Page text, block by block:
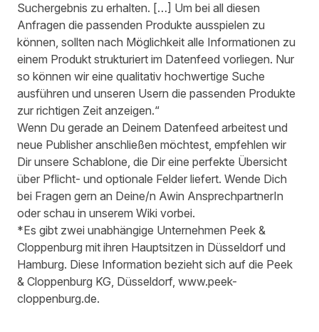
Suchergebnis zu erhalten. […] Um bei all diesen
Anfragen die passenden Produkte ausspielen zu
können, sollten nach Möglichkeit alle Informationen zu
einem Produkt strukturiert im Datenfeed vorliegen. Nur
so können wir eine qualitativ hochwertige Suche
ausführen und unseren Usern die passenden Produkte
zur richtigen Zeit anzeigen.“
Wenn Du gerade an Deinem Datenfeed arbeitest und
neue Publisher anschließen möchtest, empfehlen wir
Dir unsere Schablone, die Dir eine perfekte Übersicht
über Pflicht- und optionale Felder liefert. Wende Dich
bei Fragen gern an Deine/n Awin AnsprechpartnerIn
oder schau in unserem Wiki vorbei.
*Es gibt zwei unabhängige Unternehmen Peek &
Cloppenburg mit ihren Hauptsitzen in Düsseldorf und
Hamburg. Diese Information bezieht sich auf die Peek
& Cloppenburg KG, Düsseldorf, www.peek-
cloppenburg.de.